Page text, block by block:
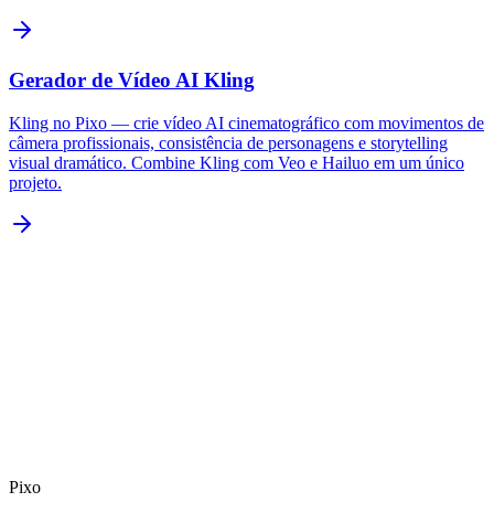
Gerador de Vídeo AI Kling
Kling no Pixo — crie vídeo AI cinematográfico com movimentos de
câmera profissionais, consistência de personagens e storytelling
visual dramático. Combine Kling com Veo e Hailuo em um único
projeto.
Pixo